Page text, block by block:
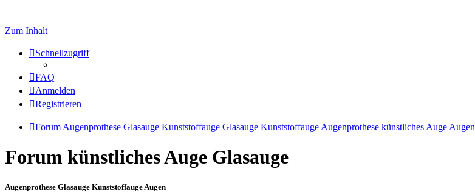
Zum Inhalt
Schnellzugriff
FAQ
Anmelden
Registrieren
Forum Augenprothese Glasauge Kunststoffauge Glasauge Kunststoffauge Augenprothese künstliches Auge Augen
Forum künstliches Auge Glasauge
Augenprothese Glasauge Kunststoffauge Augen